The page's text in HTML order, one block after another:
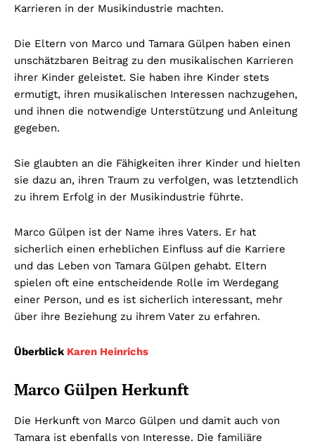
Karrieren in der Musikindustrie machten.
Die Eltern von Marco und Tamara Gülpen haben einen
unschätzbaren Beitrag zu den musikalischen Karrieren
ihrer Kinder geleistet. Sie haben ihre Kinder stets
ermutigt, ihren musikalischen Interessen nachzugehen,
und ihnen die notwendige Unterstützung und Anleitung
gegeben.
Sie glaubten an die Fähigkeiten ihrer Kinder und hielten
sie dazu an, ihren Traum zu verfolgen, was letztendlich
zu ihrem Erfolg in der Musikindustrie führte.
Marco Gülpen ist der Name ihres Vaters. Er hat
sicherlich einen erheblichen Einfluss auf die Karriere
und das Leben von Tamara Gülpen gehabt. Eltern
spielen oft eine entscheidende Rolle im Werdegang
einer Person, und es ist sicherlich interessant, mehr
über ihre Beziehung zu ihrem Vater zu erfahren.
Überblick Karen Heinrichs
Marco Gülpen Herkunft
Die Herkunft von Marco Gülpen und damit auch von
Tamara ist ebenfalls von Interesse. Die familiäre